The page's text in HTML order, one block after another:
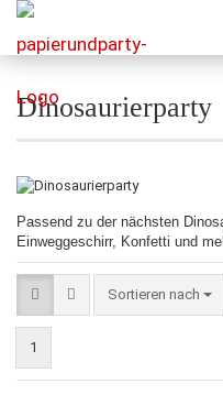
Dinosaurierparty
Passend zu der nächsten
Einweggeschirr, Konfetti und
Sortieren nach
Sortieren nach
1